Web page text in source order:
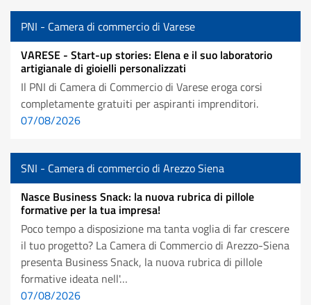
PNI - Camera di commercio di Varese
VARESE - Start-up stories: Elena e il suo laboratorio
artigianale di gioielli personalizzati
Il PNI di Camera di Commercio di Varese eroga corsi
completamente gratuiti per aspiranti imprenditori.
07/08/2026
SNI - Camera di commercio di Arezzo Siena
Nasce Business Snack: la nuova rubrica di pillole
formative per la tua impresa!
Poco tempo a disposizione ma tanta voglia di far crescere
il tuo progetto? La Camera di Commercio di Arezzo-Siena
presenta Business Snack, la nuova rubrica di pillole
formative ideata nell'…
07/08/2026